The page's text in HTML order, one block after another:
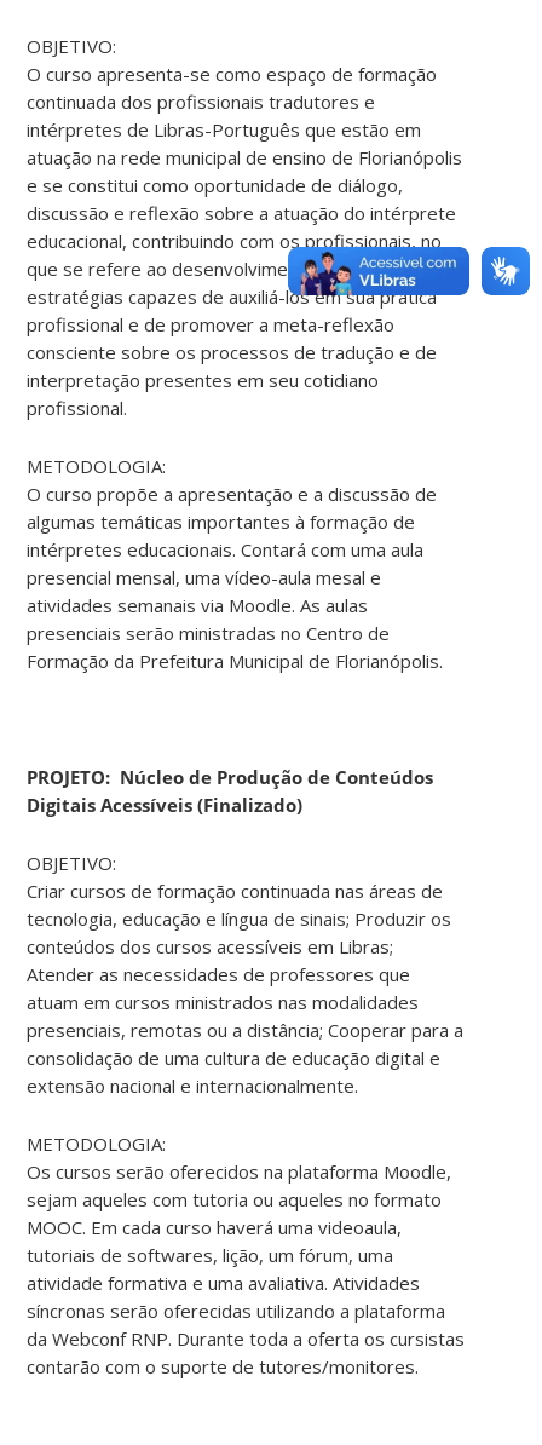
OBJETIVO:
O curso apresenta-se como espaço de formação
continuada dos profissionais tradutores e
intérpretes de Libras-Português que estão em
atuação na rede municipal de ensino de Florianópolis
e se constitui como oportunidade de diálogo,
discussão e reflexão sobre a atuação do intérprete
educacional, contribuindo com os profissionais, no
que se refere ao desenvolvimento de conceitos e
estratégias capazes de auxiliá-los em sua prática
profissional e de promover a meta-reflexão
consciente sobre os processos de tradução e de
interpretação presentes em seu cotidiano
profissional.
METODOLOGIA:
O curso propõe a apresentação e a discussão de
algumas temáticas importantes à formação de
intérpretes educacionais. Contará com uma aula
presencial mensal, uma vídeo-aula mesal e
atividades semanais via Moodle. As aulas
presenciais serão ministradas no Centro de
Formação da Prefeitura Municipal de Florianópolis.
PROJETO: Núcleo de Produção de Conteúdos
Digitais Acessíveis (Finalizado)
OBJETIVO:
Criar cursos de formação continuada nas áreas de
tecnologia, educação e língua de sinais; Produzir os
conteúdos dos cursos acessíveis em Libras;
Atender as necessidades de professores que
atuam em cursos ministrados nas modalidades
presenciais, remotas ou a distância; Cooperar para a
consolidação de uma cultura de educação digital e
extensão nacional e internacionalmente.
METODOLOGIA:
Os cursos serão oferecidos na plataforma Moodle,
sejam aqueles com tutoria ou aqueles no formato
MOOC. Em cada curso haverá uma videoaula,
tutoriais de softwares, lição, um fórum, uma
atividade formativa e uma avaliativa. Atividades
síncronas serão oferecidas utilizando a plataforma
da Webconf RNP. Durante toda a oferta os cursistas
contarão com o suporte de tutores/monitores.